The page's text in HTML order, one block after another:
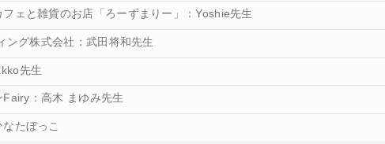
ェと雑貨のお店「ろーずまりー」：Yoshie先生
ング株式会社：武田将和先生
先生
：高木 まゆみ先生
たぼっこ